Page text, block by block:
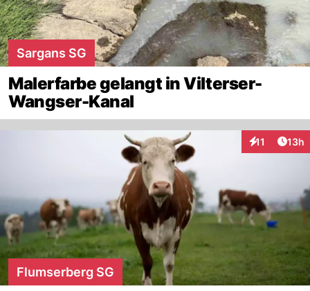
Sargans SG
Malerfarbe gelangt in Vilterser-
Wangser-Kanal
11
Interaktionen
13h
Flumserberg SG